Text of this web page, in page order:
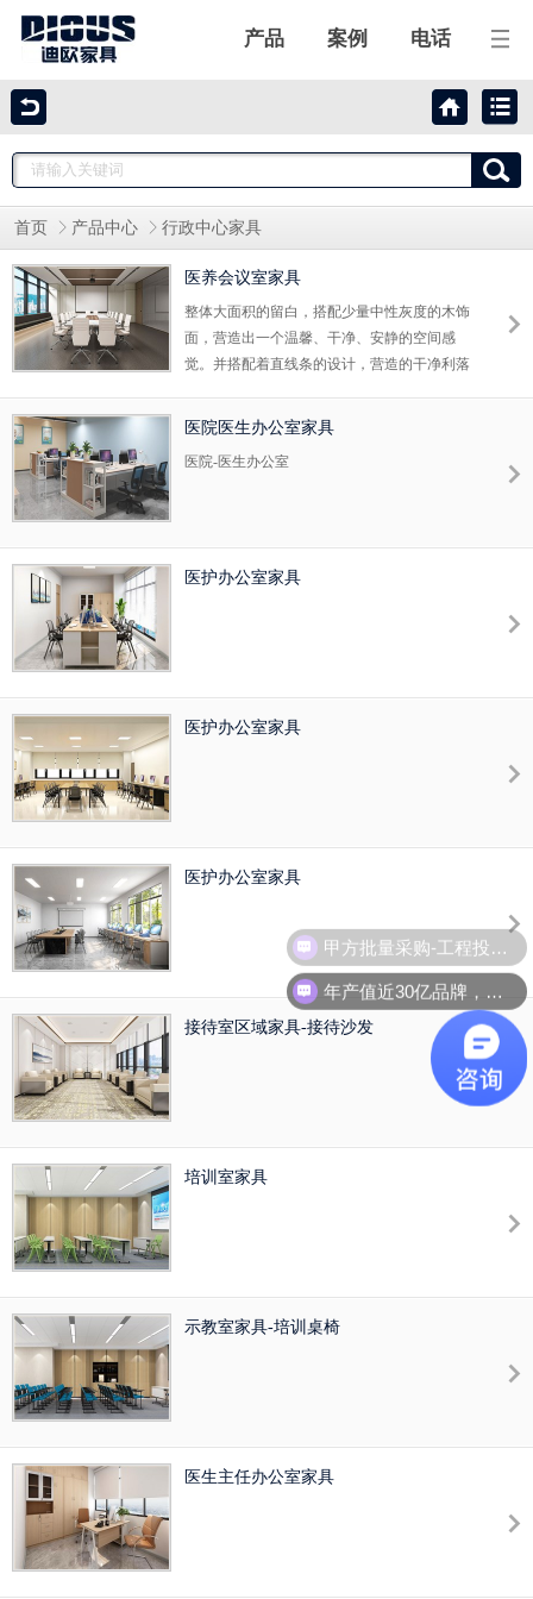
产品 案例 电话
迪欧产品
工程案例
合作伙伴
关于迪欧
联系我们
首页 产品中心 行政中心家具
医养会议室家具
整体大面积的留白，搭配少量中性灰度的木饰
面，营造出一个温馨、干净、安静的空间感
觉。并搭配着直线条的设计，营造的干净利落
医院医生办公室家具
医院-医生办公室
医护办公室家具
医护办公室家具
医护办公室家具
接待室区域家具-接待沙发
培训室家具
示教室家具-培训桌椅
医生主任办公室家具